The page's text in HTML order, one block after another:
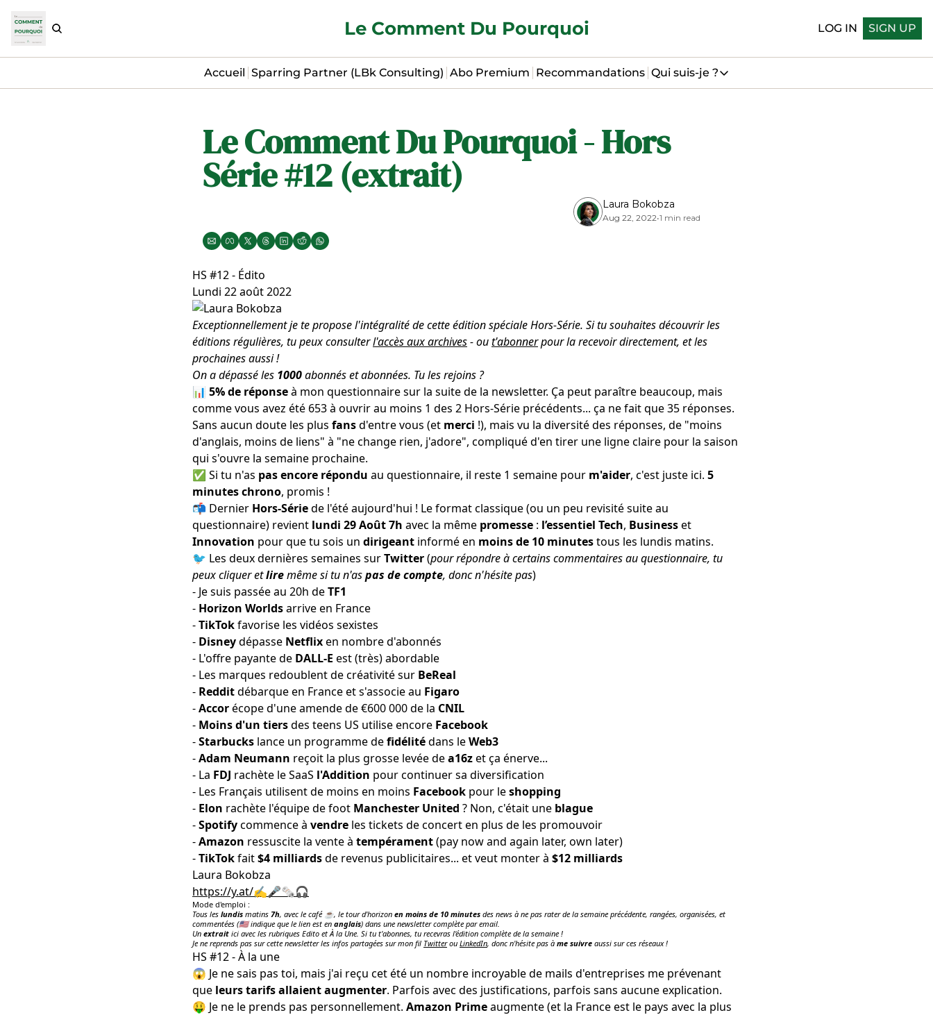
Le Comment Du Pourquoi LOG IN SIGN UP
Accueil Sparring Partner (LBk Consulting) Abo Premium Recommandations Qui suis-je ?
Qui suis-je ?
Le Comment Du Pourquoi - Hors
Série #12 (extrait)
Laura Bokobza
Aug 22, 2022•1 min read
HS #12 - Édito
Lundi 22 août 2022
Exceptionnellement je te propose l'intégralité de cette édition spéciale Hors-Série. Si tu souhaites découvrir les
éditions régulières, tu peux consulterl'accès aux archives- out'abonnerpour la recevoir directement, et les
prochaines aussi !
On a dépassé les 1000abonnés et abonnées. Tu les rejoins ?
📊 5% de réponseà mon questionnaire sur la suite de la newsletter. Ça peut paraître beaucoup, mais
comme vous avez été 653 à ouvrir au moins 1 des 2 Hors-Série précédents... ça ne fait que 35 réponses.
Sans aucun doute les plus fansd'entre vous (et merci !), mais vu la diversité des réponses, de "moins
d'anglais, moins de liens" à "ne change rien, j'adore", compliqué d'en tirer une ligne claire pour la saison
qui s'ouvre la semaine prochaine.
✅ Si tu n'as pas encore répondu au questionnaire, il reste 1 semaine pour m'aider, c'est juste ici. 5
minutes chrono, promis !
📬 Dernier Hors-Sériede l'été aujourd'hui ! Le format classique (ou un peu revisité suite au
questionnaire) revient lundi 29 Août 7h avec la même promesse : l’essentiel Tech, Businesset
Innovation pour que tu sois un dirigeant informé en moins de 10 minutestous les lundis matins.
🐦 Les deux dernières semaines surTwitter(pour répondre à certains commentaires au questionnaire, tu
peux cliquer etliremême si tu n'aspas de compte, donc n'hésite pas)
- Je suis passéeau 20h deTF1
- Horizon Worldsarrive en France
-TikTokfavorise les vidéos sexistes
- Disneydépasse Netflixen nombre d'abonnés
- L'offre payante de DALL-E est (très) abordable
- Les marques redoublent de créativitésur BeReal
- Redditdébarque en France ets'associe au Figaro
-Accorécope d'une amendede €600 000 de la CNIL
- Moins d'un tiersdes teens US utilise encore Facebook
-Starbucks lance un programme defidélitédans leWeb3
-Adam Neumann reçoit la plus grosse levée dea16zet ça énerve...
- La FDJ rachète le SaaS l'Addition pourcontinuer sa diversification
- Les Français utilisent de moins en moins Facebook pour leshopping
- Elon rachète l'équipe de foot Manchester United ? Non, c'était une blague
-Spotifycommence à vendre les tickets de concerten plus de les promouvoir
-Amazon ressuscite la vente à tempérament(pay now and again later, own later)
-TikTokfait$4 milliardsde revenus publicitaires... etveut monter à $12 milliards
Laura Bokobza
https://y.at/✍️🎤🗞️🎧
Mode d'emploi :
Tous les lundis matins 7h, avec le café ☕️, le tour d'horizon en moins de 10 minutes des news à ne pas rater de la semaine précédente, rangées, organisées, et
commentées (🇺🇸 indique que le lien est en anglais) dans une newsletter complète par email.
Un extrait ici avec les rubriques Edito et À la Une. Si tu t'abonnes, tu recevras l'édition complète de la semaine !
Je ne reprends pas sur cette newsletter les infos partagées sur mon fil Twitterou LinkedIn, donc n'hésite pas à me suivre aussi sur ces réseaux !
HS #12 - À la une
😱 Je ne sais pas toi, mais j'ai reçu cet été un nombre incroyable de mails d'entreprises me prévenant
que leurs tarifs allaient augmenter. Parfois avec des justifications, parfois sans aucune explication.
🤑 Je ne le prends pas personnellement. Amazon Primeaugmente (et la France est le pays avec la plus